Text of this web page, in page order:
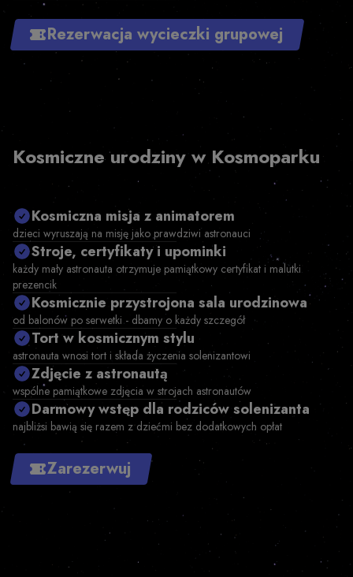
Rezerwacja wycieczki grupowej
Kosmiczne urodziny w Kosmoparku
Kosmiczna misja z animatorem
dzieci wyruszają na misję jako prawdziwi astronauci
Stroje, certyfikaty i upominki
każdy mały astronauta otrzymuje pamiątkowy certyfikat i malutki
prezencik
Kosmicznie przystrojona sala urodzinowa
od balonów po serwetki - dbamy o każdy szczegół
Tort w kosmicznym stylu
astronauta wnosi tort i składa życzenia solenizantowi
Zdjęcie z astronautą
wspólne pamiątkowe zdjęcia w strojach astronautów
Darmowy wstęp dla rodziców solenizanta
najbliżsi bawią się razem z dziećmi bez dodatkowych opłat
Zarezerwuj